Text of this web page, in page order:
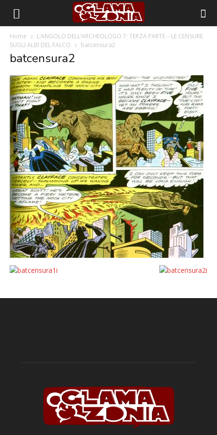
Home
L’ANGOLO DELL’ARCHEOLOGO 7: TERZA PARTE – LE CENSURE
SUGLI ALBI DEL FALCO
batcensura2
batcensura2